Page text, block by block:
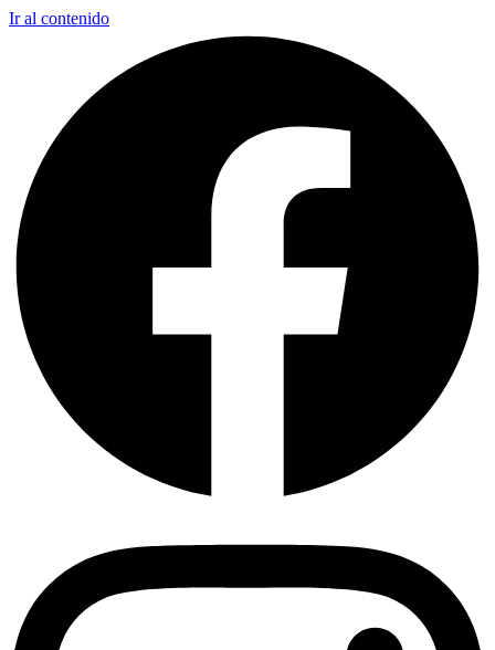
Ir al contenido